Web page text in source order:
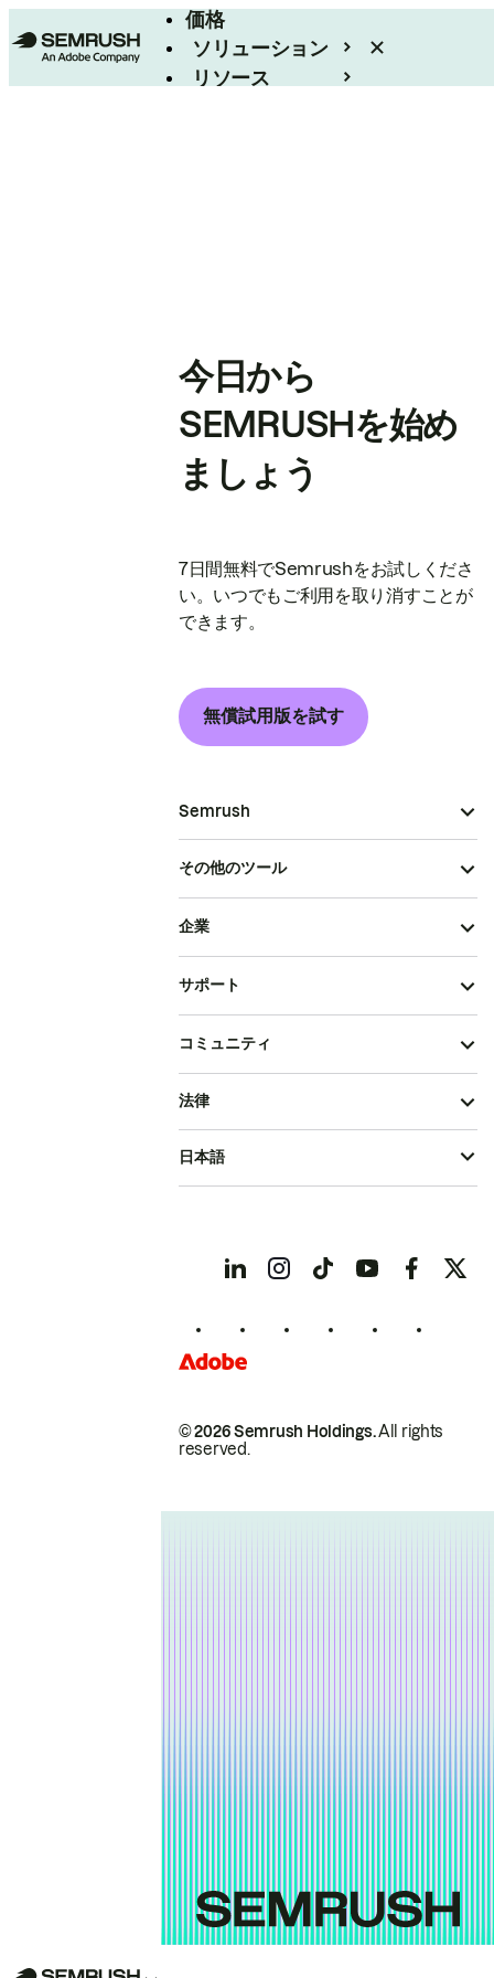
価格
ソリューション
リソース
今日から
SEMRUSHを始め
ましょう
7日間無料でSemrushをお試しくださ
い。いつでもご利用を取り消すことが
できます。
無償試用版を試す
Semrush
その他のツール
企業
サポート
コミュニティ
© 2026 Semrush Holdings.All rights
reserved.
法律
日本語